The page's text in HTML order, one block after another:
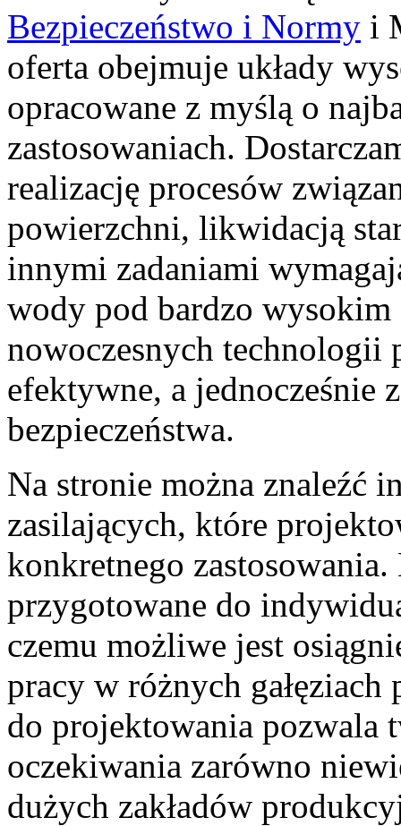
Bezpieczeństwo i Normy i
oferta obejmuje układy
opracowane z myślą o
zastosowaniach.
realizację procesów
powierzchni, likwidacją
innymi zadaniami
wody pod bardzo
nowoczesnych technologii
efektywne, a jednocześnie
bezpieczeństwa.
Na stronie można znaleźć
zasilających, które
konkretnego
przygotowane do
czemu możliwe jest
pracy w różnych gałęziach
do projektowania pozwala
oczekiwania zarówno
dużych zakładów